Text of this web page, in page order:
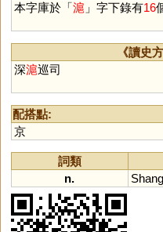
本字庫於「滬 」字下錄有16
《讀史
深滬巡司
配搭點:
京
詞類
n.